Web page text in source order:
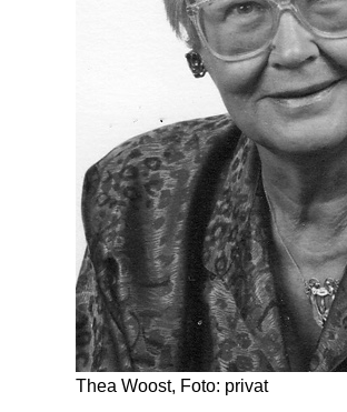
Thea Woost, Foto: privat